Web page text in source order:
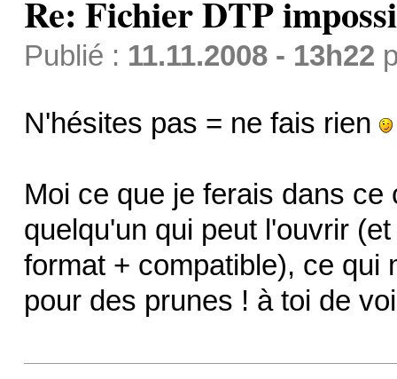
Re: Fichier DTP
Publié : 11.11.2008 - 13h22
N'hésites pas = ne fais rien
Moi ce que je ferais dans
quelqu'un qui peut l'ouvrir
format + compatible), ce
pour des prunes ! à toi de